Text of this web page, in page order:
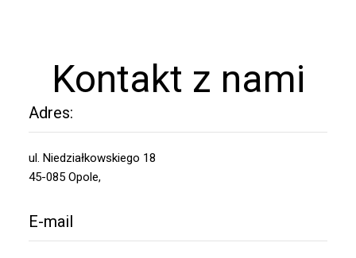
Kontakt z nami
Adres:
ul. Niedziałkowskiego 18
45-085 Opole,
E-mail